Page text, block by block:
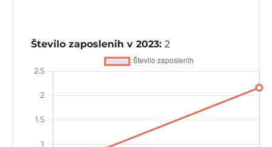
Število zaposlenih v 2023: 2